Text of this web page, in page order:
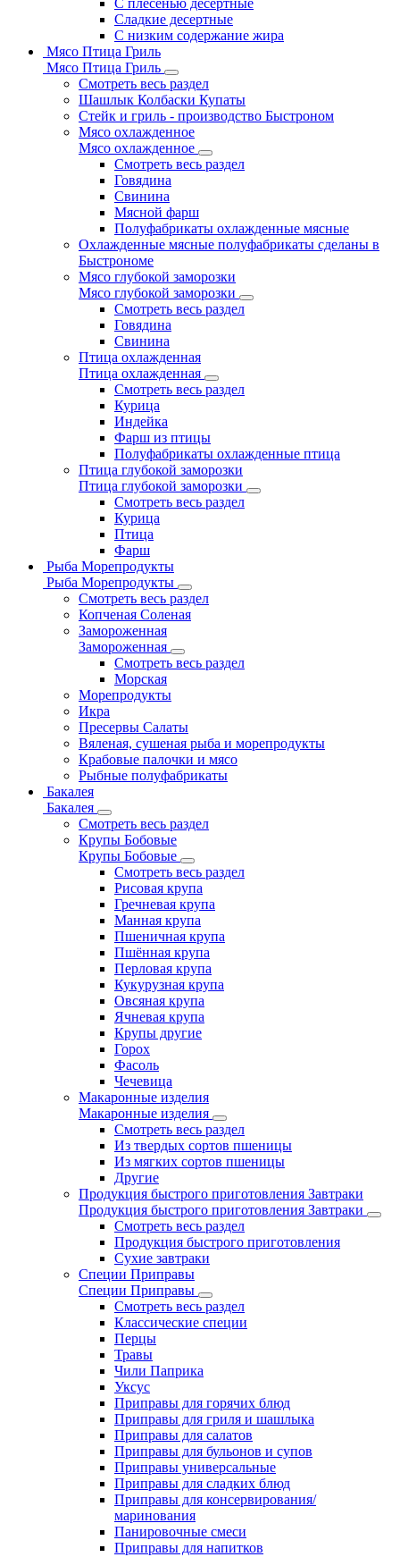
С плесенью десертные
Сладкие десертные
С низким содержание жира
Мясо Птица Гриль
Мясо Птица Гриль
Смотреть весь раздел
Шашлык Колбаски Купаты
Стейк и гриль - производство Быстроном
Мясо охлажденное
Мясо охлажденное
Смотреть весь раздел
Говядина
Свинина
Мясной фарш
Полуфабрикаты охлажденные мясные
Охлажденные мясные полуфабрикаты сделаны в
Быстрономе
Мясо глубокой заморозки
Мясо глубокой заморозки
Смотреть весь раздел
Говядина
Свинина
Птица охлажденная
Птица охлажденная
Смотреть весь раздел
Курица
Индейка
Фарш из птицы
Полуфабрикаты охлажденные птица
Птица глубокой заморозки
Птица глубокой заморозки
Смотреть весь раздел
Курица
Птица
Фарш
Рыба Морепродукты
Рыба Морепродукты
Смотреть весь раздел
Копченая Соленая
Замороженная
Замороженная
Смотреть весь раздел
Морская
Морепродукты
Икра
Пресервы Салаты
Вяленая, сушеная рыба и морепродукты
Крабовые палочки и мясо
Рыбные полуфабрикаты
Бакалея
Бакалея
Смотреть весь раздел
Крупы Бобовые
Крупы Бобовые
Смотреть весь раздел
Рисовая крупа
Гречневая крупа
Манная крупа
Пшеничная крупа
Пшённая крупа
Перловая крупа
Кукурузная крупа
Овсяная крупа
Ячневая крупа
Крупы другие
Горох
Фасоль
Чечевица
Макаронные изделия
Макаронные изделия
Смотреть весь раздел
Из твердых сортов пшеницы
Из мягких сортов пшеницы
Другие
Продукция быстрого приготовления Завтраки
Продукция быстрого приготовления Завтраки
Смотреть весь раздел
Продукция быстрого приготовления
Сухие завтраки
Специи Приправы
Специи Приправы
Смотреть весь раздел
Классические специи
Перцы
Травы
Чили Паприка
Уксус
Приправы для горячих блюд
Приправы для гриля и шашлыка
Приправы для салатов
Приправы для бульонов и супов
Приправы универсальные
Приправы для сладких блюд
Приправы для консервирования/
маринования
Панировочные смеси
Приправы для напитков